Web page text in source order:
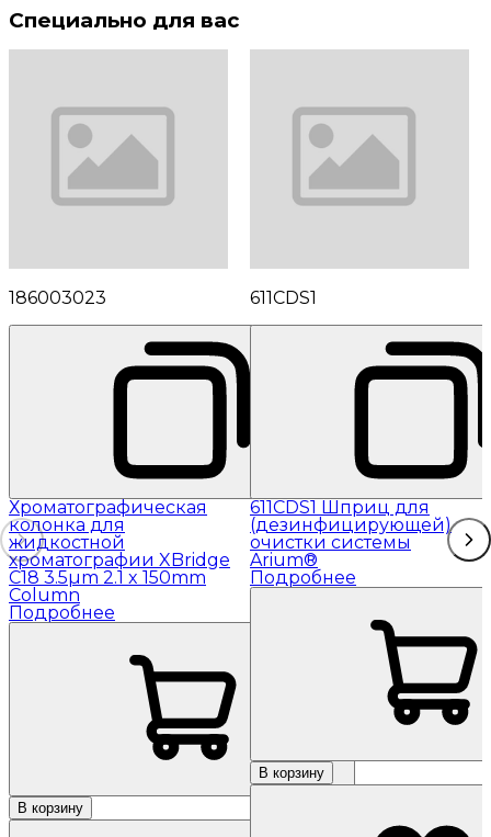
Специально для вас
186003023
Хроматографическая
колонка для
жидкостной
хроматографии XBridge
C18 3.5µm 2.1 x 150mm
Column
Подробнее
В корзину
611CDS1
611CDS1 Шприц для
(дезинфицирующей)
очистки системы
Arium®
Подробнее
В корзину